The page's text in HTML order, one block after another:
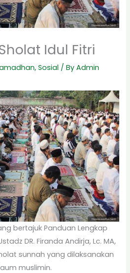
Idul Fitri
,Sosial / ByAdmin
bertajuk Panduan Lengkap
DR. Firanda Andirja, Lc. MA,
sunnah yang dilaksanakan
muslimin.